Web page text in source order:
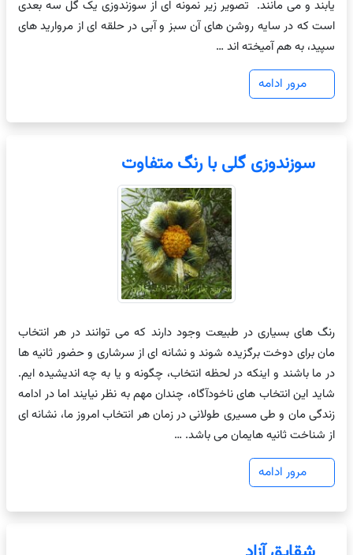
یابند و می مانند. تصویر زیر نمونه ای از سوزندوزی یک گل سه بعدی
است که در سایه روشن های آن سبز و آبی در حلقه ای از مروارید های
سپید، به هم آمیخته اند …
مرور ادامه
سوزندوزی گلی با رنگ متفاوت
رنگ های بسیاری در طبیعت وجود دارند که می توانند در هر انتخاب
مان برای دوخت برگزیده شوند و نشانه ای از سرشاری و حضور ثانیه ها
در ما باشند و اینکه در لحظه انتخاب، چگونه و یا به چه اندیشیده ایم.
شاید این انتخاب های ناخودآگاه، چندان مهم به نظر نیایند اما در ادامه
زندگی مان و طی مسیری طولانی در زمان هر انتخاب امروز ما، نشانه ای
از شناخت ثانیه هایمان می باشد. …
مرور ادامه